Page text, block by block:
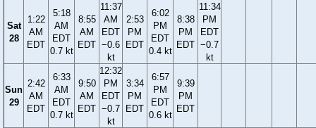
Sat
28
1:22
AM
EDT
5:18
AM
EDT
0.7 kt
8:55
AM
EDT
11:37
AM
EDT
−0.6
kt
2:53
PM
EDT
6:02
PM
EDT
0.4 kt
8:38
PM
EDT
11:34
PM
EDT
−0.7
kt
Sun
29
2:42
AM
EDT
6:33
AM
EDT
0.7 kt
9:50
AM
EDT
12:32
PM
EDT
−0.7
kt
3:34
PM
EDT
6:57
PM
EDT
0.6 kt
9:39
PM
EDT